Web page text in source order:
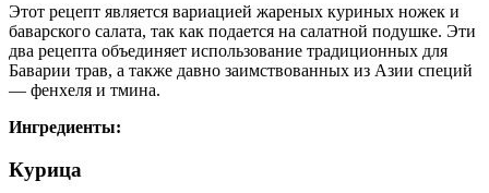
Этот рецепт является вариацией жареных куриных ножек и
баварского салата, так как подается на салатной подушке. Эти
два рецепта объединяет использование традиционных для
Баварии трав, а также давно заимствованных из Азии специй
— фенхеля и тмина.
Ингредиенты:
Курица